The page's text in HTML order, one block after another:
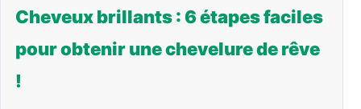
Cheveux brillants : 6 étapes faciles
pour obtenir une chevelure de rêve
!